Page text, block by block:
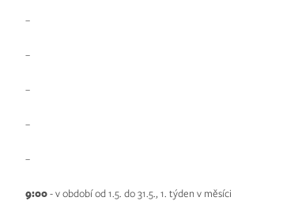
–
–
–
–
–
9:00- v období od 1.5. do 31.5., 1. týden v měsíci